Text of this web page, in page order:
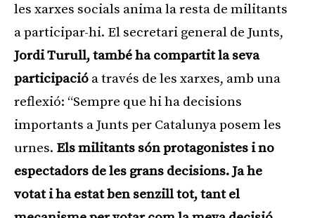
les xarxes socials anima la resta de militants
a participar-hi. El secretari general de Junts,
Jordi Turull, també ha compartit la seva
participació a través de les xarxes, amb una
reflexió: “Sempre que hi ha decisions
importants a Junts per Catalunya posem les
urnes. Els militants són protagonistes i no
espectadors de les grans decisions.Ja he
votat i ha estat ben senzill tot, tant el